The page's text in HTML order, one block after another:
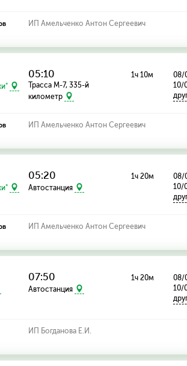
ИП Амельченко Антон Сергеевич
05:10
Трасса М-7, 335-й
километр
1ч 10м
08/
10/
ИП Амельченко Антон Сергеевич
05:20
Автостанция
1ч 20м
08/
10/
ИП Амельченко Антон Сергеевич
07:50
Автостанция
1ч 20м
08/
10/
ИП Богданова Е.И.